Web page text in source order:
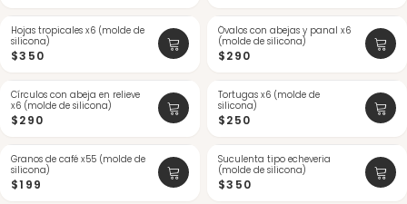
Hojas tropicales x6 (molde de
silicona)
$350
Óvalos con abejas y panal x6
(molde de silicona)
$290
Círculos con abeja en relieve
x6 (molde de silicona)
$290
Tortugas x6 (molde de
silicona)
$250
Granos de café x55 (molde de
silicona)
$199
Suculenta tipo echeveria
(molde de silicona)
$350